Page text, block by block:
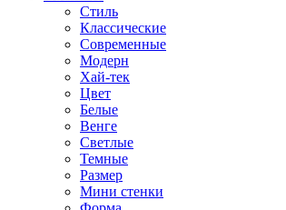
Стиль
Классические
Современные
Модерн
Хай-тек
Цвет
Белые
Венге
Светлые
Темные
Размер
Мини стенки